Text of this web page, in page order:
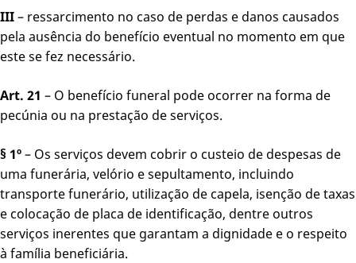
III– ressarcimento no caso de perdas e danos causados
pela ausência do benefício eventual no momento em que
este se fez necessário.
Art. 21 – O benefício funeral pode ocorrer na forma de
pecúnia ou na prestação de serviços.
§ 1º– Os serviços devem cobrir o custeio de despesas de
uma funerária, velório e sepultamento, incluindo
transporte funerário, utilização de capela, isenção de taxas
e colocação de placa de identificação, dentre outros
serviços inerentes que garantam a dignidade e o respeito
à família beneficiária.